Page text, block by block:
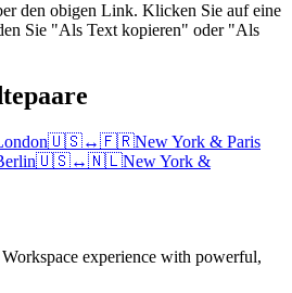
den obigen Link. Klicken Sie auf eine
Sie "Als Text kopieren" oder "Als
🇺🇸↔🇫🇷New York & Paris
🇺🇸↔🇳🇱New York &
experience with powerful,